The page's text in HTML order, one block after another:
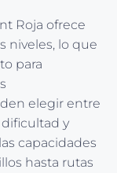
Roja ofrece
niveles, lo que
para
elegir entre
y
capacidades
hasta rutas